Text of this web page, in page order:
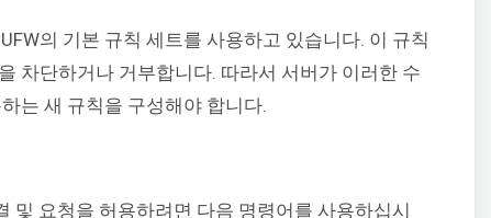
의 기본 규칙 세트를 사용하고 있습니다. 이 규칙
차단하거나 거부합니다. 따라서 서버가 이러한 수
는 새 규칙을 구성해야 합니다.
및 요청을 허용하려면 다음 명령어를 사용하십시